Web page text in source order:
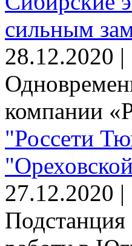
сильным
28.12.2020 |
компании
"Россети
27.12.2020 |
Подстанция